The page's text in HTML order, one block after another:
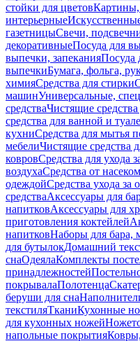
стойки для цветов
интерьерные
газетницыСвечи,
декоративныеПосуда для
выпечки, запеканияПосуда
выпечкиБумага, фольга,
химияСредства для стирки
машинУниверсальные,
средстваЧистящие средства
средства для ванной и
кухниСредства для мытья
мебелиЧистящие средства
ковровСредства для ухода
воздухаСредства от
одеждойСредства ухода за
средстваАксессуары для
напитковАксессуары для
приготовления коктейлей
напитковНаборы для бара,
для бутылокДомашний
снаОдеялаКомплекты
принадлежностей
покрывалаПолотенца
беруши для сна
текстиляТканиКухонные
для кухонных ножей
напольные покрытия